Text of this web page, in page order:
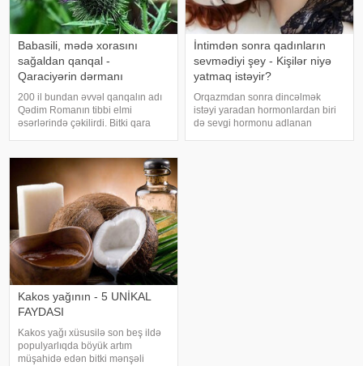
Babasili, mədə xorasını
sağaldan qanqal -
Qaraciyərin dərmanı
200 il bundan əvvəl qanqalın adı
Qədim Romanın tibbi elmi
əsərlərində çəkilirdi. Bitki qara
Avropa həkimləri də qara ciyər
xəstəlikləri zamanı istifadə
edirdilər
İntimdən sonra qadınların
sevmədiyi şey - Kişilər niyə
yatmaq istəyir?
Orqazmdan sonra dincəlmək
istəyi yaradan hormonlardan biri
də sevgi hormonu adlanan
Kakos yağının - 5 UNİKAL
FAYDASI
Kakos yağı xüsusilə son beş ildə
populyarlıqda böyük artım
müşahidə edən bitki mənşəli